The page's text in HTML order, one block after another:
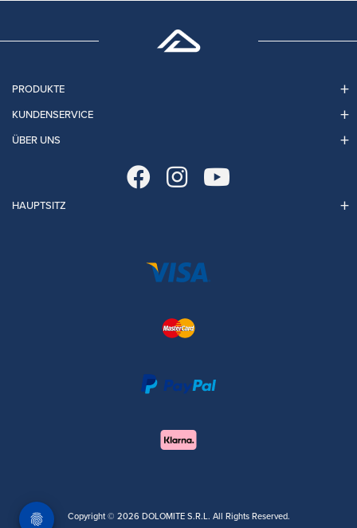
PRODUKTE
KUNDENSERVICE
ÜBER UNS
HAUPTSITZ
Copyright © 2026 DOLOMITE S.R.L. All Rights Reserved.